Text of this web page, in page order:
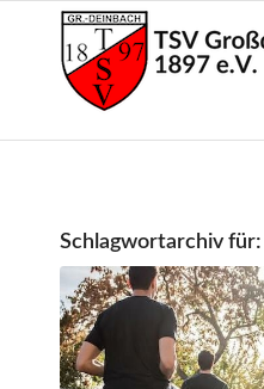
Schlagwortarchiv für: